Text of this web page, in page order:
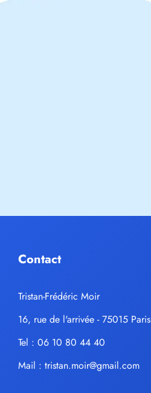
Contact
Tristan-Frédéric Moir
16, rue de l'arrivée - 75015 Paris
Tel : 06 10 80 44 40
Mail :tristan.moir@gmail.com